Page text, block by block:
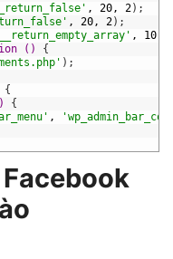
, 20, 2) ;
, 20, 2) ;
, 10,
() {
) ;
{
{
,